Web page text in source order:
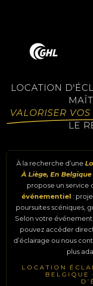
LOCATION
VALORISER VOS
LE
À la recherche d’une
À Liège, En
propose un service
événementiel :
poursuites scéniques,
Selon votre
pouvez accéder
d’éclairage ou nous
plus
LOCATION
BELGIQUE